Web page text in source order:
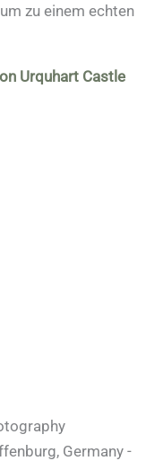
zu einem echten
Urquhart Castle
Germany -